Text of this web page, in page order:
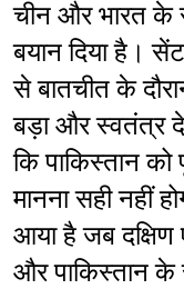
चीन और भारत के
बयान दिया है। सेंट
से बातचीत के
बड़ा और स्वतंत्र
कि पाकिस्तान
मानना सही नहीं
आया है जब दक्षिण
और पाकिस्तान के